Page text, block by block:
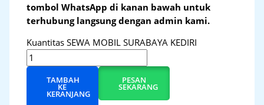
tombol WhatsApp di kanan bawah untuk
terhubung langsung dengan admin kami.
Kuantitas SEWA MOBIL SURABAYA KEDIRI
TAMBAH
KE
KERANJANG
PESAN
SEKARANG